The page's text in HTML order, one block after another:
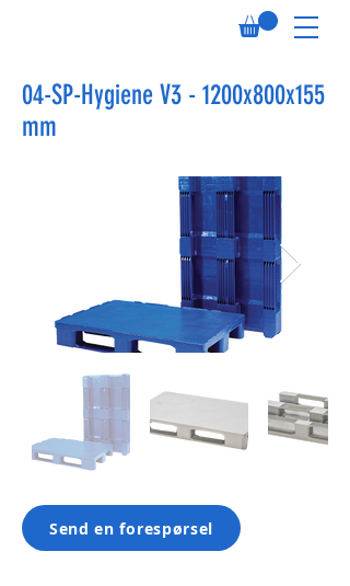
04-SP-Hygiene V3 - 1200x800x155
mm
Send en forespørsel